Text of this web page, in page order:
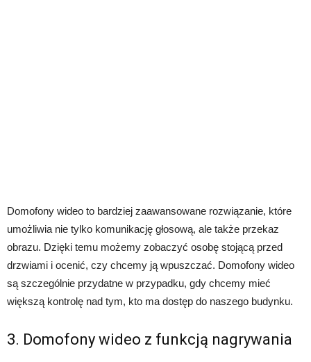
Domofony wideo to bardziej zaawansowane rozwiązanie, które
umożliwia nie tylko komunikację głosową, ale także przekaz
obrazu. Dzięki temu możemy zobaczyć osobę stojącą przed
drzwiami i ocenić, czy chcemy ją wpuszczać. Domofony wideo
są szczególnie przydatne w przypadku, gdy chcemy mieć
większą kontrolę nad tym, kto ma dostęp do naszego budynku.
3. Domofony wideo z funkcją nagrywania